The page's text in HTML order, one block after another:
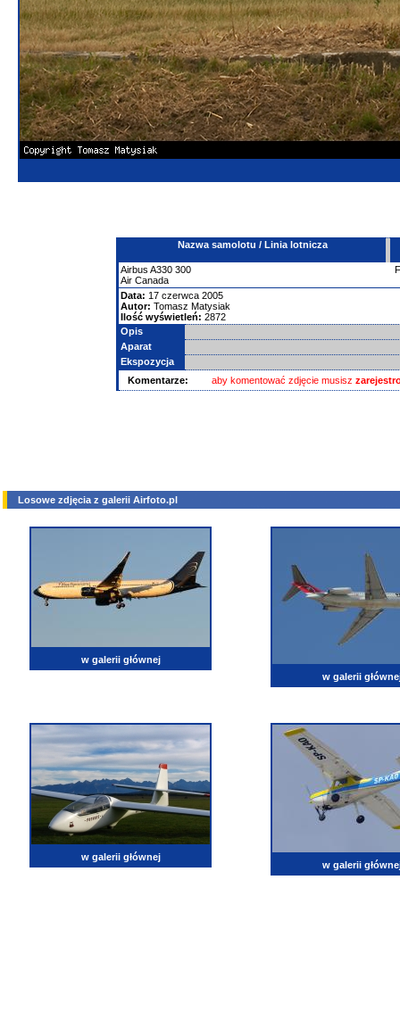
Nazwa samolotu / Linia lotnicza
Airbus A330 300
Air Canada
Data: 17 czerwca 2005
Autor: Tomasz Matysiak
Ilość wyświetleń: 2872
Opis
Aparat
Ekspozycja
Komentarze:
aby komentować zdjęcie musisz
Losowe zdjęcia z galerii Airfoto.pl
w galerii głównej
w galerii
w galerii głównej
w galerii